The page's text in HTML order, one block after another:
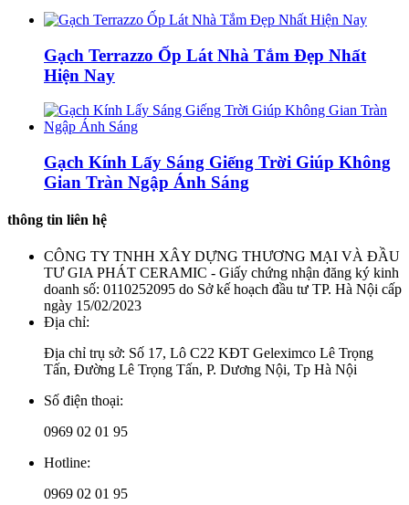
Gạch Terrazzo Ốp Lát Nhà Tắm Đẹp Nhất
Hiện Nay
Gạch Kính Lấy Sáng Giếng Trời Giúp Không
Gian Tràn Ngập Ánh Sáng
thông tin liên hệ
CÔNG TY TNHH XÂY DỰNG THƯƠNG MẠI VÀ ĐẦU
TƯ GIA PHÁT CERAMIC - Giấy chứng nhận đăng ký kinh
doanh số: 0110252095 do Sở kế hoạch đầu tư TP. Hà Nội cấp
ngày 15/02/2023
Địa chỉ:
Địa chỉ trụ sở: Số 17, Lô C22 KĐT Geleximco Lê Trọng
Tấn, Đường Lê Trọng Tấn, P. Dương Nội, Tp Hà Nội
Số điện thoại:
0969 02 01 95
Hotline:
0969 02 01 95